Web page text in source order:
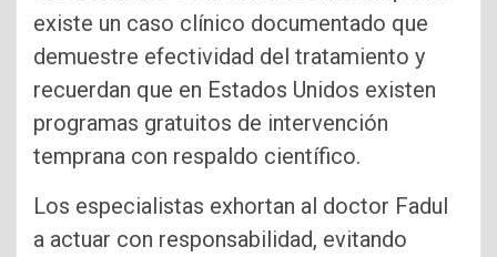
existe un caso clínico documentado que
demuestre efectividad del tratamiento y
recuerdan que en Estados Unidos existen
programas gratuitos de intervención
temprana con respaldo científico.
Los especialistas exhortan al doctor Fadul
a actuar con responsabilidad, evitando